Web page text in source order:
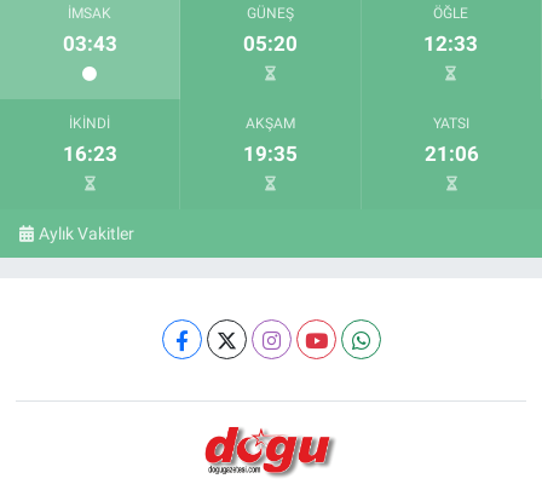
İMSAK
03:43
GÜNEŞ
05:20
ÖĞLE
12:33
İKINDI
16:23
AKŞAM
19:35
YATSI
21:06
Aylık Vakitler